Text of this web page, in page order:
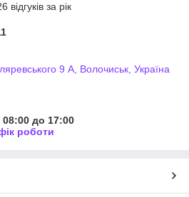
за рік
9 А, Волочиськ, Україна
до 17:00
роботи